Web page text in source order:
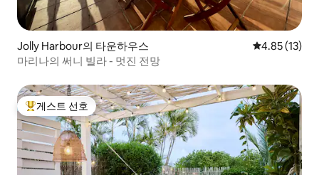
Jolly Harbour의 타운하우스 평점 4.85점
4.85 (13)
마리나의 써니 빌라 - 멋진 전망
상위 게스트 선호
게스트 선호